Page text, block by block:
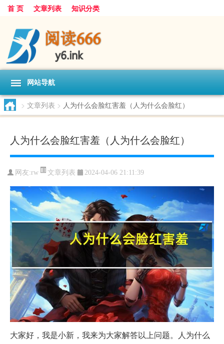
首 页 文章列表 知识分类
网站导航
> 文章列表 > 人为什么会脸红害羞（人为什么会脸红）
人为什么会脸红害羞（人为什么会脸红）
网友:rw 文章列表 2024-04-06 21:11:39
大家好，我是小新，我来为大家解答以上问题。人为什么